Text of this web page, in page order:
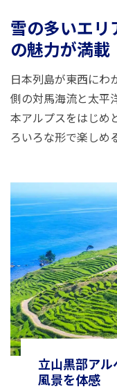
雪の多いエリ
の魅力が満載
日本列島が東西にわ
側の対馬海流と太平
本アルプスをはじめ
ろいろな形で楽しめ
立山黒部ア
風景を体感